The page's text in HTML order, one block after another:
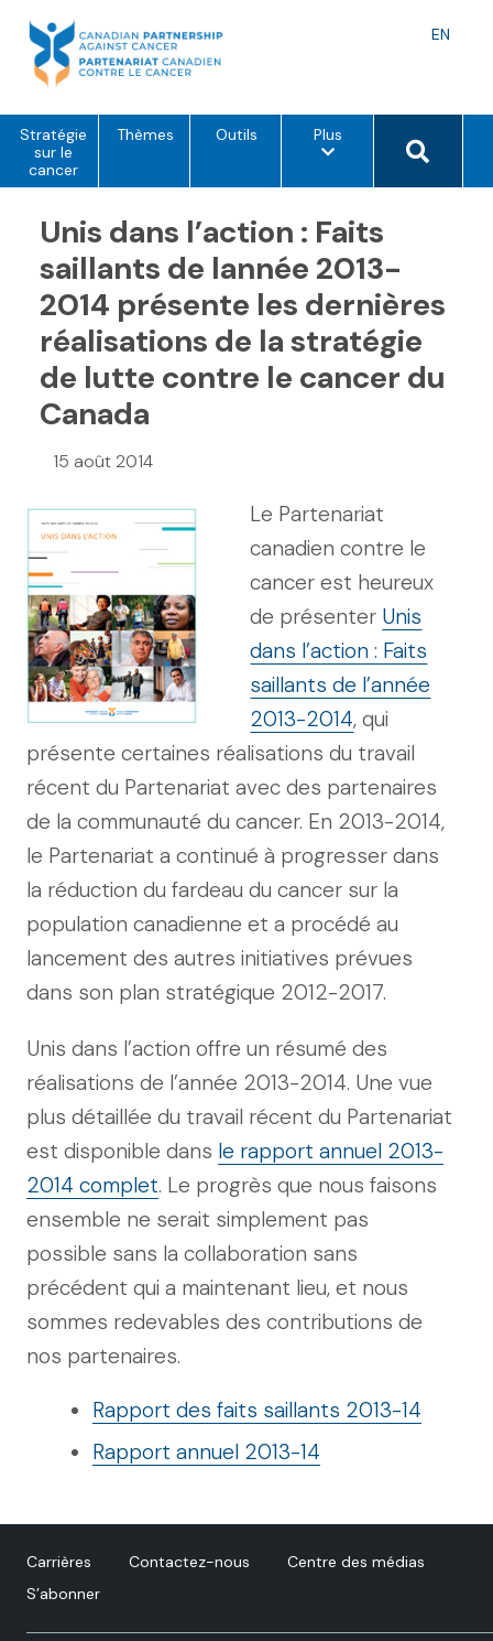
content
EN
Stratégie
sur le
cancer
Thèmes Outils Pluso
i
n
s
d
e
e
u
Search
Unis dans l’action : Faits
saillants de lannée 2013-
2014 présente les dernières
réalisations de la stratégie
de lutte contre le cancer du
Canada
15 août 2014
Le Partenariat
canadien contre le
cancer est heureux
de présenter Unis
dans l’action : Faits
saillants de l’année
2013-2014, qui
présente certaines réalisations du travail
récent du Partenariat avec des partenaires
de la communauté du cancer. En 2013-2014,
le Partenariat a continué à progresser dans
la réduction du fardeau du cancer sur la
population canadienne et a procédé au
lancement des autres initiatives prévues
dans son plan stratégique 2012-2017.
Unis dans l’action offre un résumé des
réalisations de l’année 2013-2014. Une vue
plus détaillée du travail récent du Partenariat
est disponible dans le rapport annuel 2013-
2014 complet. Le progrès que nous faisons
ensemble ne serait simplement pas
possible sans la collaboration sans
précédent qui a maintenant lieu, et nous
sommes redevables des contributions de
nos partenaires.
Rapport des faits saillants 2013-14
Rapport annuel 2013-14
Carrières Contactez-nous
Centre des médias
S’abonner